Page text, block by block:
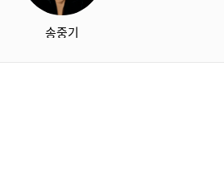
송중기